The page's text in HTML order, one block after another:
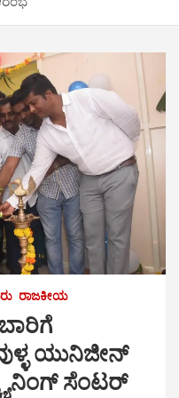
ರಾಜಕೀಯ
ಯುನಿಜೀನ್
ಸೆಂಟರ್